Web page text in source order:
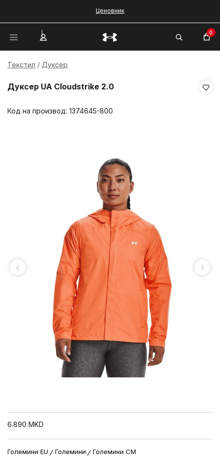
Ценовник
0
Текстил Дуксер
Дуксер UA Cloudstrike 2.0
Код на производ: 1374645-800
6.890 MKD
Големини EU Големини Големини CM